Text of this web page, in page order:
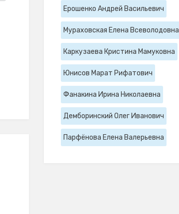
Ерошенко Андрей Васильевич
Мураховская Елена Всеволодовна
Каркузаева Кристина Мамуковна
Юнисов Марат Рифатович
Фанакина Ирина Николаевна
Демборинский Олег Иванович
Парфёнова Елена Валерьевна